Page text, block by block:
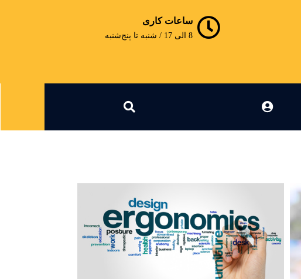
ساعات کاری
8 الی 17 / شنبه تا پنج‌شنبه